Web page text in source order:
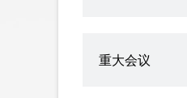
重大会议